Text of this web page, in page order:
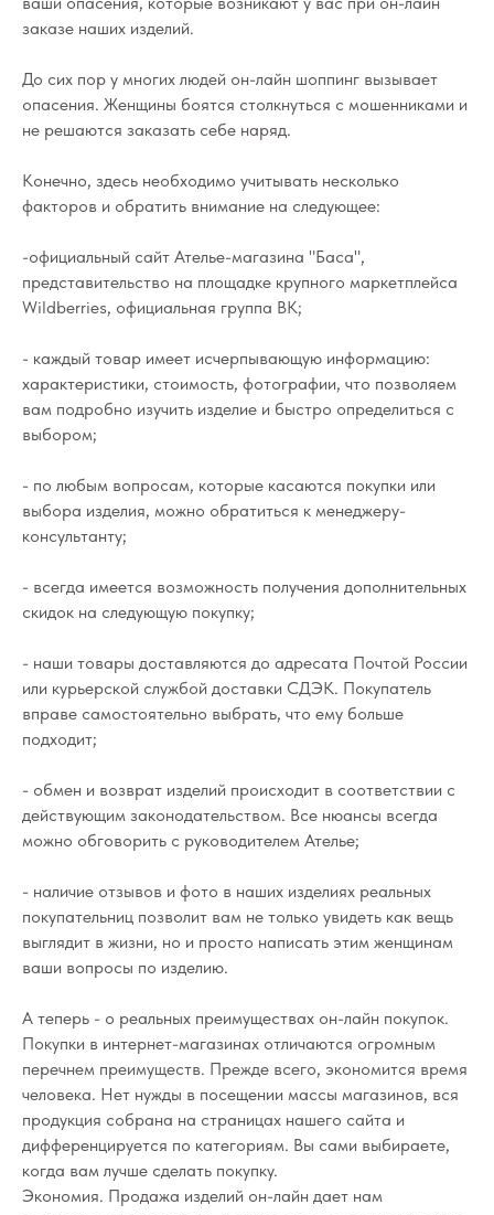
заказе наших изделий.
До сих пор у многих людей он-лайн шоппинг вызывает
опасения. Женщины боятся столкнуться с мошенниками и
не решаются заказать себе наряд.
Конечно, здесь необходимо учитывать несколько
факторов и обратить внимание на следующее:
-официальный сайт Ателье-магазина "Баса",
представительство на площадке крупного маркетплейса
Wildberries, официальная группа ВК;
- каждый товар имеет исчерпывающую информацию:
характеристики, стоимость, фотографии, что позволяем
вам подробно изучить изделие и быстро определиться с
выбором;
- по любым вопросам, которые касаются покупки или
выбора изделия, можно обратиться к менеджеру-
консультанту;
- всегда имеется возможность получения дополнительных
скидок на следующую покупку;
- наши товары доставляются до адресата Почтой России
или курьерской службой доставки СДЭК. Покупатель
вправе самостоятельно выбрать, что ему больше
подходит;
- обмен и возврат изделий происходит в соответствии с
действующим законодательством. Все нюансы всегда
можно обговорить с руководителем Ателье;
- наличие отзывов и фото в наших изделиях реальных
покупательниц позволит вам не только увидеть как вещь
выглядит в жизни, но и просто написать этим женщинам
ваши вопросы по изделию.
А теперь - о реальных преимуществах он-лайн покупок.
Покупки в интернет-магазинах отличаются огромным
перечнем преимуществ. Прежде всего, экономится время
человека. Нет нужды в посещении массы магазинов, вся
продукция собрана на страницах нашего сайта и
дифференцируется по категориям. Вы сами выбираете,
когда вам лучше сделать покупку.
Экономия. Продажа изделий он-лайн дает нам